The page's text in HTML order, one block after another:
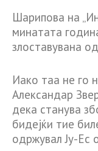
Шарипова на
минатата
злоставувана
Иако таа не го
Александар
дека станува
бидејќи тие
одржувал Ју-Ес